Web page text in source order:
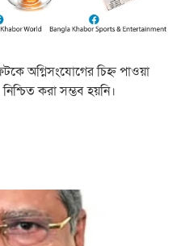
অগ্নিসংযোগের চিহ্ন পাওয়া
করা সম্ভব হয়নি।